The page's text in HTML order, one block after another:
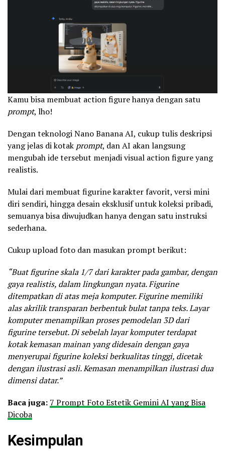
Kamu bisa membuat action figure hanya dengan satu
prompt, lho!
Dengan teknologi Nano Banana AI, cukup tulis deskripsi
yang jelas di kotak prompt, dan AI akan langsung
mengubah ide tersebut menjadi visual action figure yang
realistis.
Mulai dari membuat figurine karakter favorit, versi mini
diri sendiri, hingga desain eksklusif untuk koleksi pribadi,
semuanya bisa diwujudkan hanya dengan satu instruksi
sederhana.
Cukup upload foto dan masukan prompt berikut:
“Buat figurine skala 1/7 dari karakter pada gambar, dengan
gaya realistis, dalam lingkungan nyata. Figurine
ditempatkan di atas meja komputer. Figurine memiliki
alas akrilik transparan berbentuk bulat tanpa teks. Layar
komputer menampilkan proses pemodelan 3D dari
figurine tersebut. Di sebelah layar komputer terdapat
kotak kemasan mainan yang didesain dengan gaya
menyerupai figurine koleksi berkualitas tinggi, dicetak
dengan ilustrasi asli. Kemasan menampilkan ilustrasi dua
dimensi datar.”
Baca juga: 7 Prompt Foto Estetik Gemini AI yang Bisa
Dicoba
Kesimpulan